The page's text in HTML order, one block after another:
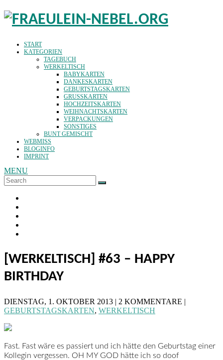
START
KATEGORIEN
TAGEBUCH
WERKELTISCH
BABYKARTEN
DANKESKARTEN
GEBURTSTAGSKARTEN
GRUSSKARTEN
HOCHZEITSKARTEN
WEIHNACHTSKARTEN
VERPACKUNGEN
SONSTIGES
BUNT GEMISCHT
WEBMISS
BLOGINFO
IMPRINT
MENU
Search
for:
SEARCH
[WERKELTISCH] #63 – HAPPY
BIRTHDAY
DIENSTAG, 1. OKTOBER 2013 | 2 KOMMENTARE |
GEBURTSTAGSKARTEN, WERKELTISCH
Fast. Fast wäre es passiert und ich hätte den Geburtstag einer
Kollegin vergessen. OH MY GOD hätte ich so doof